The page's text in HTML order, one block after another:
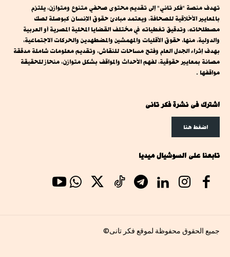
تهدف منصة "فكر تاني" إلى تقديم محتوى صحفي متنوع ومتوازن، يلتزم
بالمعايير الأخلاقية للصحافة، ويعتمد مبادئ حقوق الإنسان كبوصلة لصك
مصطلحاته، وتدقيق تغطياته في مختلف القضايا المحلية المصرية أو العربية
والدولية، منها، حقوق الأقليات والمهمشين والمضطهدين والحركات الاجتماعية،
بهدف إثراء الجدل العام وفتح مساحات للنقاش، وتقديم معلومات شاملة مدققة
مصانة بمعايير حقوقية، لفهم الأحداث والمواقف بشكل متوازن، منحاز للحقيقة
مواقفها .
اشترك فى نشرة فكر تانى
اضغط هنا
تابعنا على السوشيال ميديا
جميع الحقوق محفوظة لموقع فكر تانى©